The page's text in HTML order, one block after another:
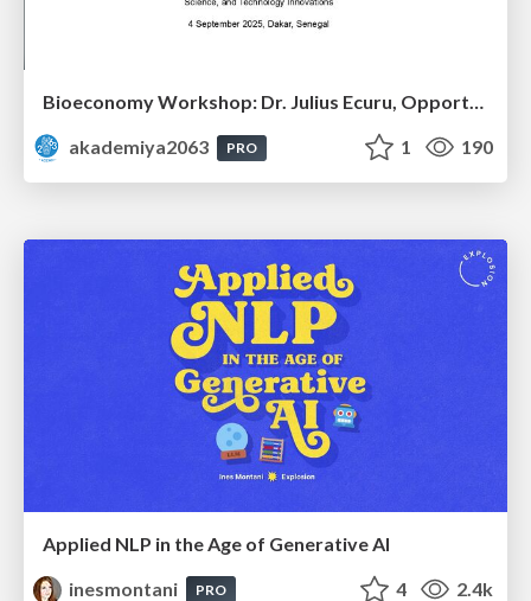
Bioeconomy Workshop: Dr. Julius Ecuru, Opportunities for a Bioeconomy in West Africa
akademiya2063
PRO 1 190
Applied NLP in the Age of Generative AI
inesmontani
PRO 4 2.4k